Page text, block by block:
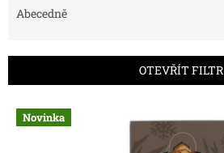
í
r
d
Abecedně
OTEVŘÍT FILTR
V
ý Novinka